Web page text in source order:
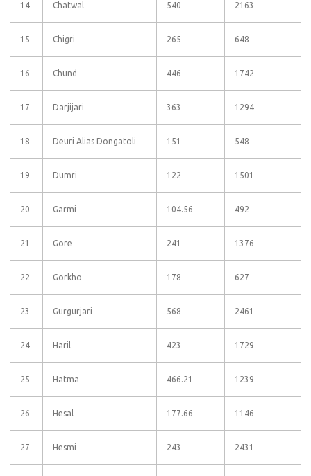
14 Chatwal 540 2163
15 Chigri 265 648
16 Chund 446 1742
17 Darjijari 363 1294
18 Deuri Alias Dongatoli 151 548
19 Dumri 122 1501
20 Garmi 104.56 492
21 Gore 241 1376
22 Gorkho 178 627
23 Gurgurjari 568 2461
24 Haril 423 1729
25 Hatma 466.21 1239
26 Hesal 177.66 1146
27 Hesmi 243 2431